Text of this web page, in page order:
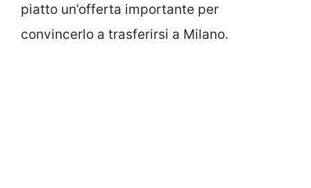
piatto un’offerta importante per
convincerlo a trasferirsi a Milano.